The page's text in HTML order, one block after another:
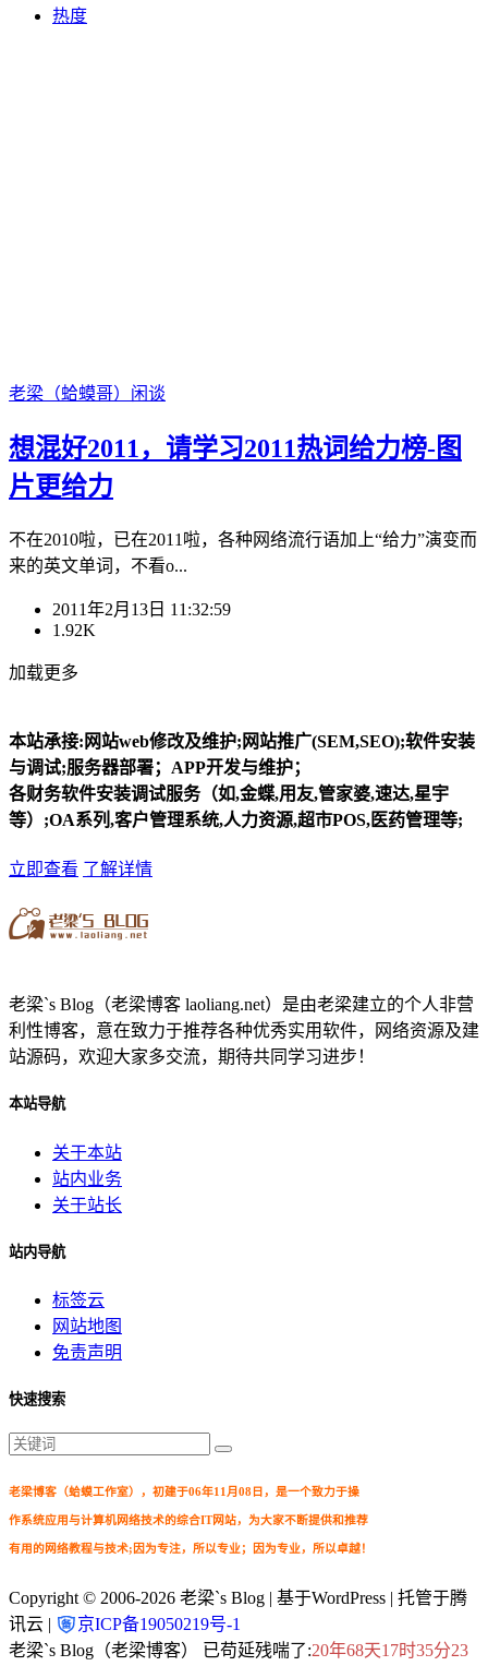
热度
老梁（蛤蟆哥） 闲谈
想混好2011，请学习2011热词给力榜-图
片更给力
不在2010啦，已在2011啦，各种网络流行语加上“给力”演变而
来的英文单词，不看o...
2011年2月13日 11:32:59
1.92K
加载更多
本站承接:网站web修改及维护;网站推广(SEM,SEO);软件安装
与调试;服务器部署；APP开发与维护；
各财务软件安装调试服务（如,金蝶,用友,管家婆,速达,星宇
等）;OA系列,客户管理系统,人力资源,超市POS,医药管理等;
立即查看 了解详情
老梁`s Blog（老梁博客 laoliang.net）是由老梁建立的个人非营
利性博客，意在致力于推荐各种优秀实用软件，网络资源及建
站源码，欢迎大家多交流，期待共同学习进步！
本站导航
关于本站
站内业务
关于站长
站内导航
标签云
网站地图
免责声明
快速搜索
老梁博客（蛤蟆工作室），初建于06年11月08日，是一个致力于操
作系统应用与计算机网络技术的综合IT网站，为大家不断提供和推荐
有用的网络教程与技术;因为专注，所以专业；因为专业，所以卓越！
Copyright © 2006-2026 老梁`s Blog | 基于WordPress | 托管于腾
讯云 |
京ICP备19050219号-1
老梁`s Blog（老梁博客） 已苟延残喘了:20年68天17时35分23